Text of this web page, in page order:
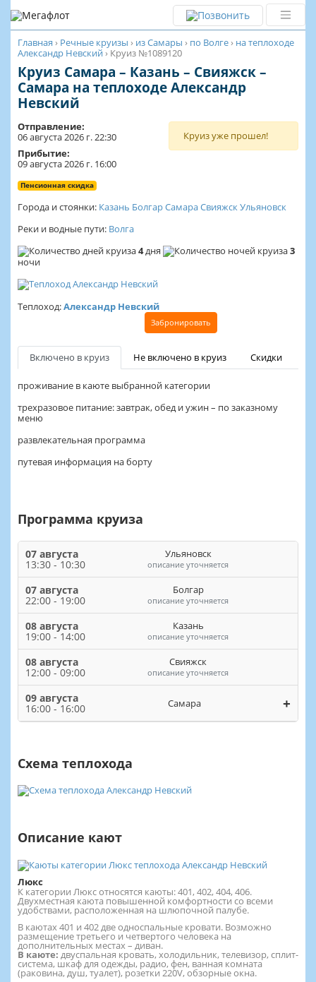
Главная › Речные круизы › из Самары › по Волге› на теплоходе
Александр Невский › Круиз №1089120
Круиз Самара – Казань – Свияжск –
Самара на теплоходе Александр
Невский
Отправление:
06 августа 2026 г. 22:30
Прибытие:
09 августа 2026 г. 16:00
Пенсионная скидка
Круиз уже прошел!
Города и стоянки: Казань БолгарСамараСвияжскУльяновск
Реки и водные пути: Волга
4дня
3
ночи
Теплоход:Александр Невский
Забронировать
Включено в круиз Не включено в круиз Скидки
проживание в каюте выбранной категории
трехразовое питание: завтрак, обед и ужин – по заказному
меню
развлекательная программа
путевая информация на борту
Программа круиза
07 августа
13:30 - 10:30
Ульяновск
описание уточняется
07 августа
22:00 - 19:00
Болгар
описание уточняется
08 августа
19:00 - 14:00
Казань
описание уточняется
08 августа
12:00 - 09:00
Свияжск
описание уточняется
09 августа
16:00 - 16:00 Самара +
Схема теплохода
Описание кают
Люкс
К категории Люкс относятся каюты: 401, 402, 404, 406.
Двухместная каюта повышенной комфортности со всеми
удобствами, расположенная на шлюпочной палубе.
В каютах 401 и 402 две односпальные кровати. Возможно
размещение третьего и четвертого человека на
дополнительных местах – диван.
В каюте: двуспальная кровать, холодильник, телевизор, сплит-
система, шкаф для одежды, радио, фен, ванная комната
(раковина, душ, туалет), розетки 220V, обзорные окна.